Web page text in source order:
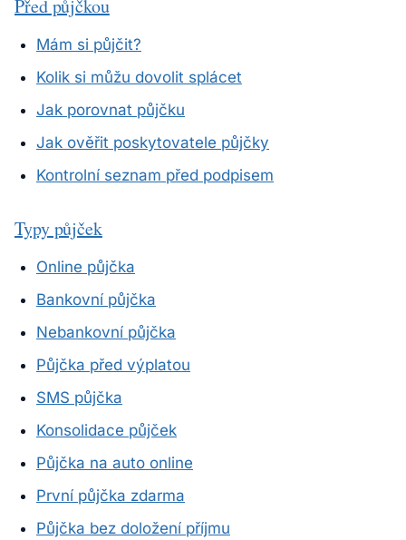
Před půjčkou
Mám si půjčit?
Kolik si můžu dovolit splácet
Jak porovnat půjčku
Jak ověřit poskytovatele půjčky
Kontrolní seznam před podpisem
Typy půjček
Online půjčka
Bankovní půjčka
Nebankovní půjčka
Půjčka před výplatou
SMS půjčka
Konsolidace půjček
Půjčka na auto online
První půjčka zdarma
Půjčka bez doložení příjmu